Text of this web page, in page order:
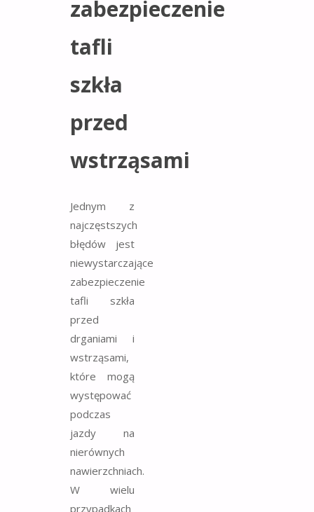
zabezpieczenie
tafli
szkła
przed
wstrząsami
Jednym z
najczęstszych
błędów jest
niewystarczające
zabezpieczenie
tafli szkła
przed
drganiami i
wstrząsami,
które mogą
występować
podczas
jazdy na
nierównych
nawierzchniach.
W wielu
przypadkach